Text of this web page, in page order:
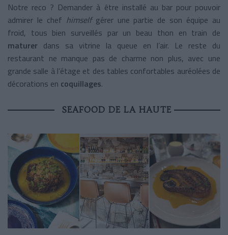
Notre reco ? Demander à être installé au bar pour pouvoir
admirer le chef himself gérer une partie de son équipe au
froid, tous bien surveillés par un beau thon en train de
maturer dans sa vitrine la queue en l’air. Le reste du
restaurant ne manque pas de charme non plus, avec une
grande salle à l’étage et des tables confortables auréolées de
décorations en coquillages.
SEAFOOD DE LA HAUTE